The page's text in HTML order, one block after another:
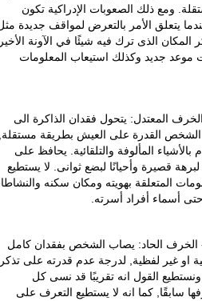
ومع ذلك الصعوبات الإدراكية تكون
يتعلق الأمر بالتعرض لمواقف جديدة
المكان الذى ترك فيه شيئًا في الآونة
موعد جديد وكذلك استيعاب المعلومات
المعتدل: يتحول فقدان الذاكرة الى
الشخص القدرة على العيش بطريقة
المألوفة والتلقائية. يحافظ على
قصيرة وأحيانًا لبضع ثوانى. لا يستطيع
المتعلقة بهويته ومكان سكنه
أسماء أفراد أسرته.
الخرف الحاد: يصاب الشخص بفقدان كامل
او غير لفظية, لدرجة عدم قدرته على تذكر
القول انه تقريبًا قد نسى كل
سابقًا, كما انه لا يستطيع التعرف على